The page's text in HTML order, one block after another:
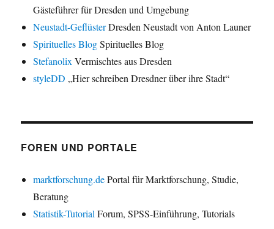
Gästeführer für Dresden und Umgebung
Neustadt-GeflüsterDresden Neustadt von Anton Launer
Spirituelles BlogSpirituelles Blog
StefanolixVermischtes aus Dresden
styleDD „Hier schreiben Dresdner über ihre Stadt“
FOREN UND PORTALE
marktforschung.dePortal für Marktforschung, Studie,
Beratung
Statistik-TutorialForum, SPSS-Einführung, Tutorials